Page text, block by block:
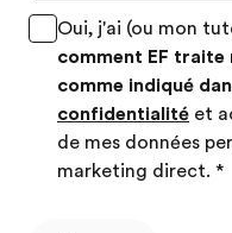
Oui, j'ai (ou mon
comment EF traite
comme indiqué
confidentialité et
de mes données
marketing direct. *